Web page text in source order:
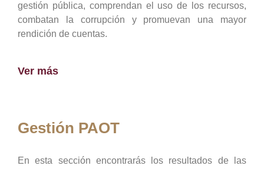
gestión pública, comprendan el uso de los recursos,
combatan la corrupción y promuevan una mayor
rendición de cuentas.
Ver más
Gestión PAOT
En esta sección encontrarás los resultados de las